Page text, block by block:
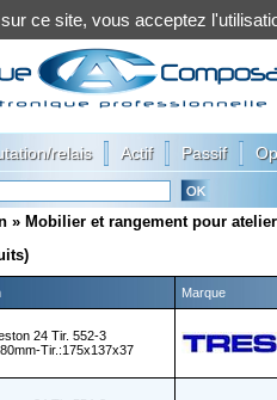
relais Actif Passif
» Mobilier et rangement pour atelier
Marque
24 Tir. 552-3
Tir.:175x137x37
sur ce site, vous acceptez